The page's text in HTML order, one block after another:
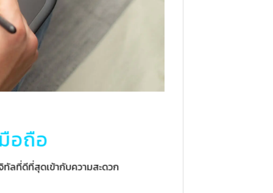
อถือ
ลที่ดีที่สุดเข้ากับความสะดวก